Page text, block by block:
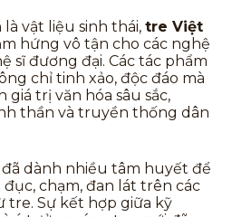
vật liệu sinh thái,tre Việt
hứng vô tận cho các nghệ
sĩ đương đại. Các tác phẩm
chỉ tinh xảo, độc đáo mà
trị văn hóa sâu sắc,
thần và truyền thống dân
đã dành nhiều tâm huyết để
chạm, đan lát trên các
Sự kết hợp giữa kỹ